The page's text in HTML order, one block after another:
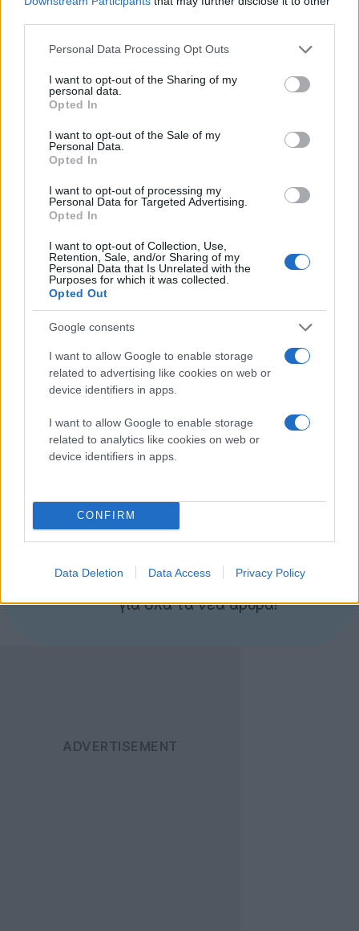
Please note that this website/app uses one or more Google
not limited to your visit or usage behaviour. You may click to
grant or deny consent to Google and its third-party tags to
use your data for below specified purposes in below Google
consent section.
Personal Data Processing Opt Outs
I want to opt-out of the Sharing of my
personal data.
Opted In
I want to opt-out of the Sale of my
Personal Data.
Opted In
I want to opt-out of processing my
Personal Data for Targeted Advertising.
Opted In
I want to opt-out of Collection, Use,
Retention, Sale, and/or Sharing of my
Personal Data that Is Unrelated with the
Purposes for which it was collected.
Opted Out
Google consents
I want to allow Google to enable storage
related to advertising like cookies on web or
device identifiers in apps.
I want to allow Google to enable storage
related to analytics like cookies on web or
device identifiers in apps.
CONFIRM
Data Deletion Data Access Privacy Policy
«Οι άνθρωποι λένε ότι το RSS ανήκει στο παρελθόν
και, ίσως, στην τωρινή του μορφή να είναι αλλά
να σωθεί», ανέφερε εκπρόσωπος του Digg.
«Σχεδιάζαμε να φτιάξουμε έναν reader το δεύτερο
μισό του 2013 αλλά μετά την ανακοίνωση της Google
το project μετακινήθηκε στην κορυφή της λίστας
προτεραιότητας».
Ας ελπίσουμε η πρόταση του Digg να είναι ισάξια - αν
όχι καλύτερη - από το Google Reader, να ικανοποιήσει
τους χρήστες και να κυκλοφορήσει, φυσικά, πριν την
1η Ιουλίου.
Ακολουθήστε το
Techgear.gr στο Google
News
ενημερώνεστε άμεσα
για όλα τα νέα άρθρα!